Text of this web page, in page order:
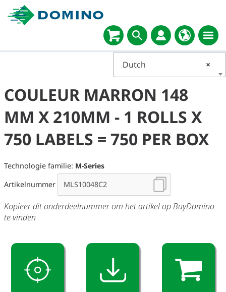
Select
language
×
Dutch
COULEUR MARRON 148
MM X 210MM - 1 ROLLS X
750 LABELS = 750 PER BOX
Technologie familie: M-Series
Artikelnummer
Kopieer dit onderdeelnummer om het artikel op BuyDomino
te vinden